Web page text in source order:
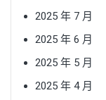
2025 年 7 月
2025 年 6 月
2025 年 5 月
2025 年 4 月